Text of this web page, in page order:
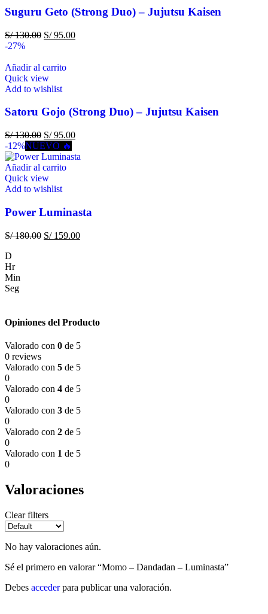
Suguru Geto (Strong Duo) – Jujutsu Kaisen
S/130.00 S/95.00
-27%
Añadir al carrito
Quick view
Add to wishlist
Satoru Gojo (Strong Duo) – Jujutsu Kaisen
S/130.00 S/95.00
-12%NUEVO 🔥
Añadir al carrito
Quick view
Add to wishlist
Power Luminasta
S/180.00 S/159.00
D
Hr
Min
Seg
Opiniones del Producto
Valorado con 0 de 5
0 reviews
Valorado con 5 de 5
0
Valorado con 4 de 5
0
Valorado con 3 de 5
0
Valorado con 2 de 5
0
Valorado con 1 de 5
0
Valoraciones
Clear filters
No hay valoraciones aún.
Sé el primero en valorar “Momo – Dandadan – Luminasta”
Debes accederpara publicar una valoración.